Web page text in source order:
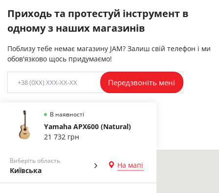
Приходь та протестуй інструмент в
одному з наших магазинів
Поблизу тебе немає магазину JAM? Залиш свій телефон і ми
обов'язково щось придумаємо!
В наявності
Yamaha APX600 (Natural)
21 732 грн
Виберіть область
Київська
На мапі
Передзвоніть мені